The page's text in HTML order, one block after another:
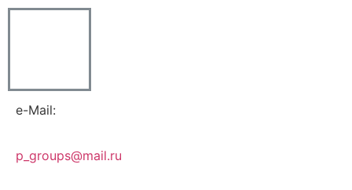
e-Mail:
p_groups@mail.ru